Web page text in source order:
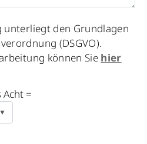
unterliegt den Grundlagen
(DSGVO).
können Sie hier
Acht =